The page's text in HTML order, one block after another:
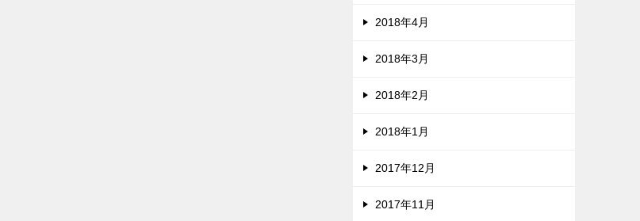
2018年4月
2018年3月
2018年2月
2018年1月
2017年12月
2017年11月